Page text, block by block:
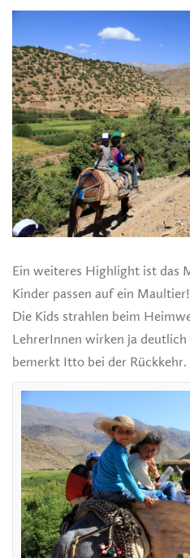
Ein weiteres Highlight ist das
Kinder passen auf ein Maultier!
Die Kids strahlen beim
LehrerInnen wirken ja deutlich
bemerkt Itto bei der Rückkehr.